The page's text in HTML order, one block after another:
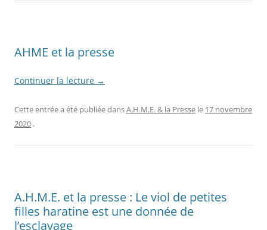
AHME et la presse
Continuer la lecture →
Cette entrée a été publiée dansA.H.M.E. & la Presse le 17 novembre
2020 .
A.H.M.E. et la presse : Le viol de petites
filles haratine est une donnée de
l’esclavage